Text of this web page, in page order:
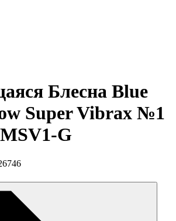
Блесна Blue
Super Vibrax №1
G